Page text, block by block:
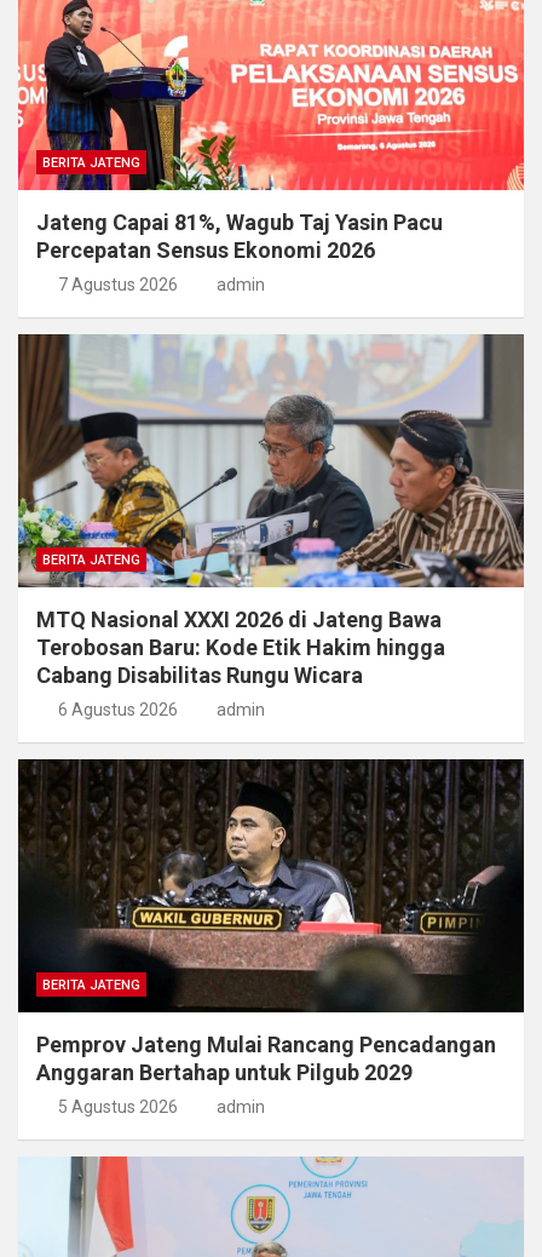
BERITA JATENG
Jateng Capai 81%, Wagub Taj Yasin Pacu
Percepatan Sensus Ekonomi 2026
7 Agustus 2026 admin
BERITA JATENG
MTQ Nasional XXXI 2026 di Jateng Bawa
Terobosan Baru: Kode Etik Hakim hingga
Cabang Disabilitas Rungu Wicara
6 Agustus 2026 admin
BERITA JATENG
Pemprov Jateng Mulai Rancang Pencadangan
Anggaran Bertahap untuk Pilgub 2029
5 Agustus 2026 admin